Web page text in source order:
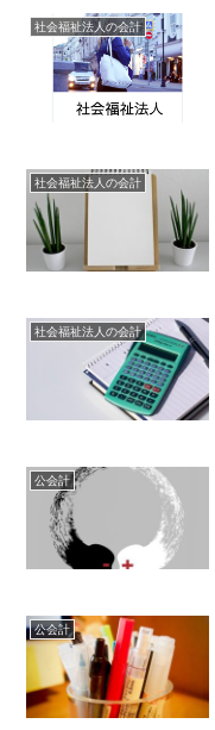
社会福祉法人の会計
社会福祉法人の会計
社会福祉法人の会計
公会計
公会計